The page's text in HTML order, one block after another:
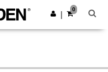
Get the app
0